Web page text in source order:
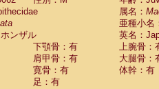
Cercopithecus
Cercopithecusspp.(0)
Chlorocebus
Chlorocebus
Erythrocebus patas
Miopithecus talapoin
Cercopithecinae spp.
属名：
亜種小名
ンザル
英名：
下顎骨：有
上腕骨：
肩甲骨：有
大腿骨：
寛骨：有
体幹：有
足：有